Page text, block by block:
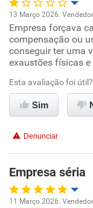
Recomenda a
Oportunidade de
Ambiente de
Conciliação com a
Benefícios
Não
13 Março 2026.
Empresa forçava
compensação ou
conseguir ter uma
exaustões físicas
Esta avaliação foi útil?
Sim
Denunciar
Empresa séria
11 Março 2026.